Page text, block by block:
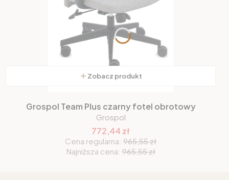
Zobacz produkt
Grospol Team Plus czarny fotel obrotowy
Grospol
772,44 zł
Cena regularna: 965,55 zł
Najniższa cena: 965,55 zł